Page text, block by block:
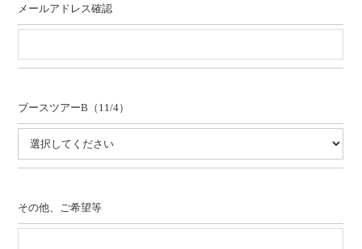
メールアドレス確認
ブースツアーB（11/4）
その他、ご希望等